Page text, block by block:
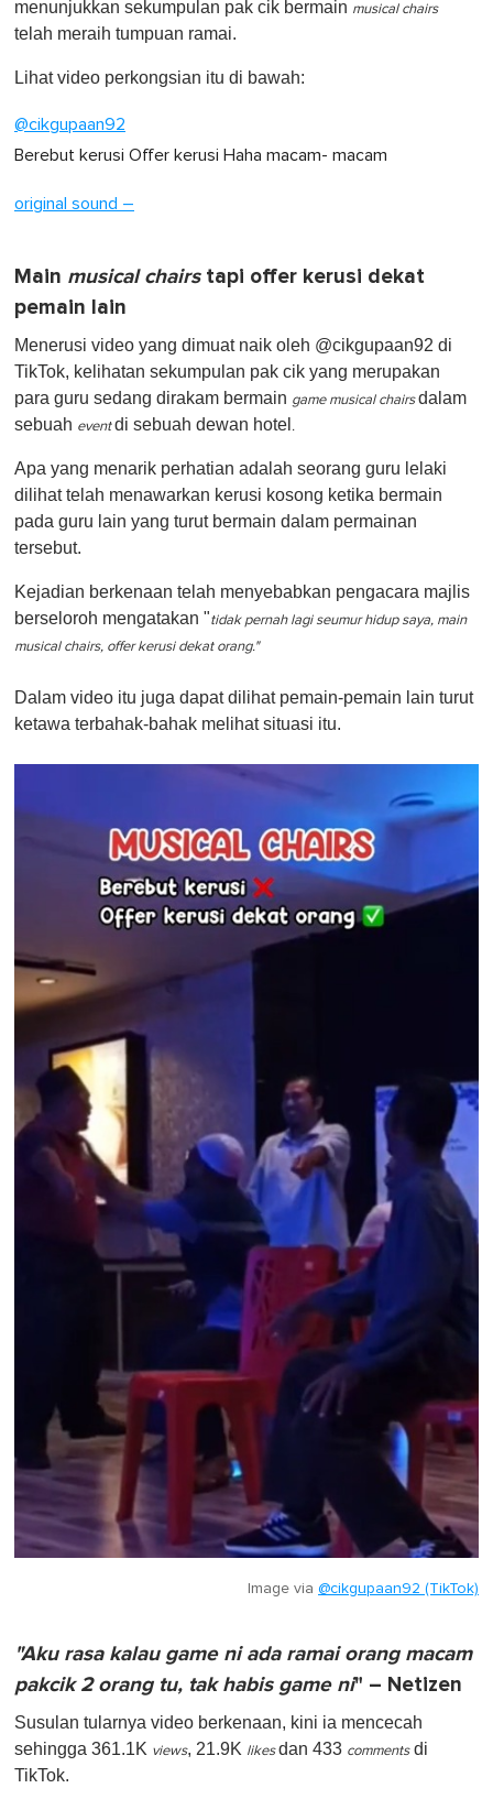
e
,
menunjukkan sekumpulan pak cik bermain musical chairs
telah meraih tumpuan ramai.
Lihat video perkongsian itu di bawah:
@cikgupaan92
Berebut kerusi Offer kerusi Haha macam- macam
original sound –
Main musical chairstapi offer kerusi dekat
pemain lain
Menerusi video yang dimuat naik oleh @cikgupaan92 di
TikTok, kelihatan sekumpulan pak cik yang merupakan
para guru sedang dirakam bermain game musical chairsdalam
sebuah eventdi sebuah dewan hotel .
Apa yang menarik perhatian adalah seorang guru lelaki
dilihat telah menawarkan kerusi kosong ketika bermain
pada guru lain yang turut bermain dalam permainan
tersebut.
Kejadian berkenaan telah menyebabkan pengacara majlis
berseloroh mengatakan "tidak pernah lagi seumur hidup saya, main
musical chairs, offer kerusi dekat orang."
Dalam video itu juga dapat dilihat pemain-pemain lain turut
ketawa terbahak-bahak melihat situasi itu.
Image via @cikgupaan92 (TikTok)
"Aku rasa kalau game ni ada ramai orang macam
pakcik 2 orang tu, tak habis game ni" – Netizen
Susulan tularnya video berkenaan, kini ia mencecah
sehingga 361.1K views, 21.9K likesdan 433 commentsdi
TikTok.